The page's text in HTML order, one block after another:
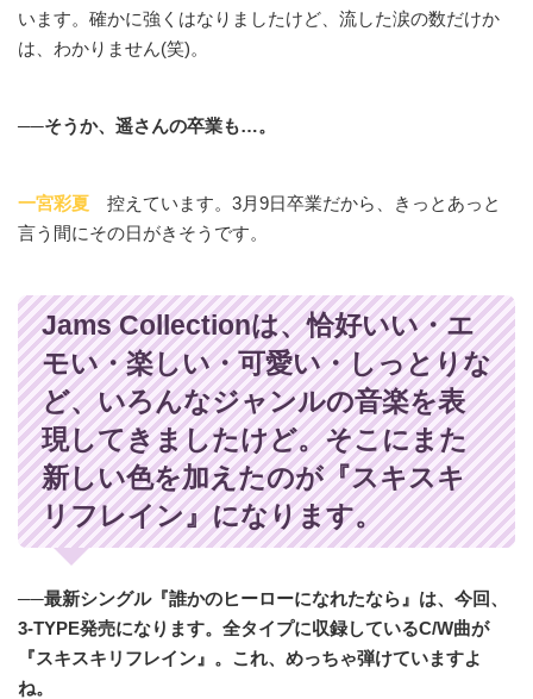
います。確かに強くはなりましたけど、流した涙の数だけか
は、わかりません(笑)。
──そうか、遥さんの卒業も…。
一宮彩夏 控えています。3月9日卒業だから、きっとあっと
言う間にその日がきそうです。
Jams Collectionは、恰好いい・エ
モい・楽しい・可愛い・しっとりな
ど、いろんなジャンルの音楽を表
現してきましたけど。そこにまた
新しい色を加えたのが『スキスキ
リフレイン』になります。
──最新シングル『誰かのヒーローになれたなら』は、今回、
3-TYPE発売になります。全タイプに収録しているC/W曲が
『スキスキリフレイン』。これ、めっちゃ弾けていますよ
ね。